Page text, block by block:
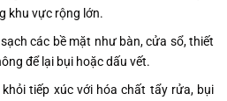
khu vực rộng lớn.
các bề mặt như bàn, cửa sổ, thiết
để lại bụi hoặc dấu vết.
tiếp xúc với hóa chất tẩy rửa, bụi